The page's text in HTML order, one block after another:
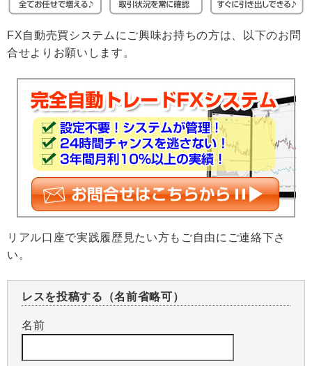
FX自動売買システムにご興味お持ちの方は、以下のお問
合せよりお願いします。
リアル口座で実践履歴見たい方もご自由にご連絡下さ
い。
レスを投稿する（名前省略可）
名前